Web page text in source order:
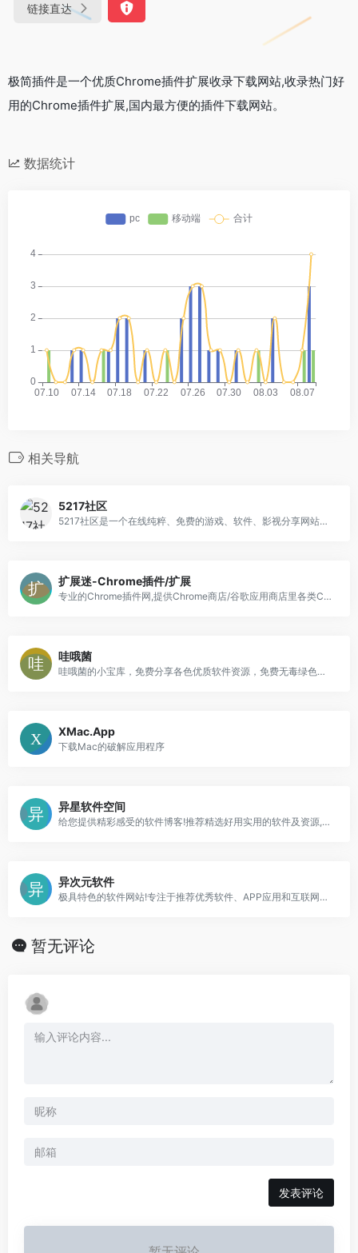
链接直达
极简插件是一个优质Chrome插件扩展收录下载网站,收录热门好
用的Chrome插件扩展,国内最方便的插件下载网站。
数据统计
相关导航
5217社区
5217社区是一个在线纯粹、免费的游戏、软件、影视分享网站，网站收录各种热门经典的游戏资源，解锁资源，而且还有实用软件和学习图片、影视资源等等，全部免费，感兴趣的同学可以到网站学习。
扩展迷-Chrome插件/扩展
专业的Chrome插件网,提供Chrome商店/谷歌应用商店里各类Chrome插件下载服务,拥有最好用的谷歌浏览器插件,最全面的Chrome插件资源,使用Chrome插件可以为谷歌浏览器带来功能性的扩展
哇哦菌
哇哦菌的小宝库，免费分享各色优质软件资源，免费无毒绿色，欢迎下载体验
XMac.App
下载Mac的破解应用程序
异星软件空间
给您提供精彩感受的软件博客!推荐精选好用实用的软件及资源,且有详细的图文评测介绍。大量绿色、好用软件及资源下载。
异次元软件
极具特色的软件网站!专注于推荐优秀软件、APP应用和互联网资源,每篇图文评测都极其用心,并提供大量软件资源下载
暂无评论
发表评论